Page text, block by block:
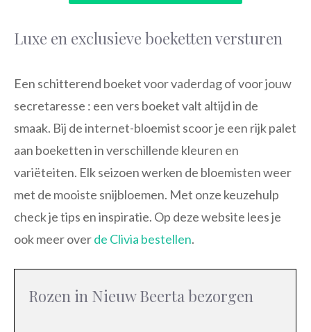
Luxe en exclusieve boeketten versturen
Een schitterend boeket voor vaderdag of voor jouw
secretaresse : een vers boeket valt altijd in de
smaak. Bij de internet-bloemist scoor je een rijk palet
aan boeketten in verschillende kleuren en
variëteiten. Elk seizoen werken de bloemisten weer
met de mooiste snijbloemen. Met onze keuzehulp
check je tips en inspiratie. Op deze website lees je
ook meer overde Clivia bestellen.
Rozen in Nieuw Beerta bezorgen